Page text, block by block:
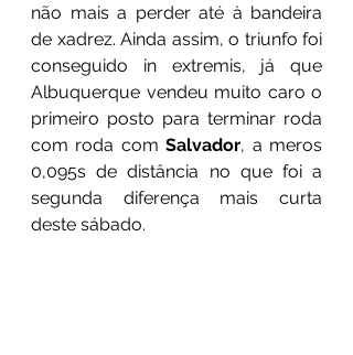
não mais a perder até à bandeira
de xadrez. Ainda assim, o triunfo foi
conseguido in extremis, já que
Albuquerque vendeu muito caro o
primeiro posto para terminar roda
com roda com Salvador, a meros
0,095s de distância no que foi a
segunda diferença mais curta
deste sábado.